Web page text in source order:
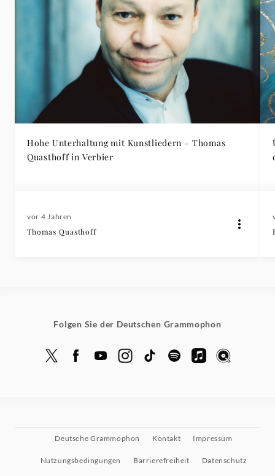
Hohe Unterhaltung mit Kunstliedern – Thomas
Quasthoff in Verbier
vor 4 Jahren
Thomas Quasthoff
Folgen Sie der Deutschen Grammophon
Deutsche Grammophon Kontakt Impressum
Nutzungsbedingungen Barrierefreiheit Datenschutz